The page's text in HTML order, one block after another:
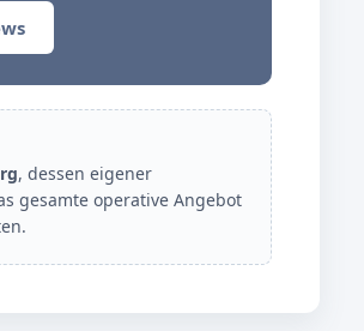
, dessen eigener
gesamte operative Angebot